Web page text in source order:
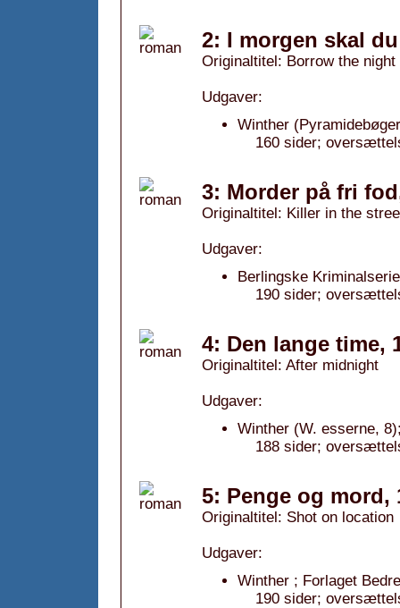
2: I morgen skal
Originaltitel: Borrow the night
Udgaver:
Winther
160 sider;
3: Morder på fri
Originaltitel: Killer in the
Udgaver:
Berlingske
190 sider;
4: Den lange time,
Originaltitel: After midnight
Udgaver:
Winther (W. esserne,
188 sider;
5: Penge og mord,
Originaltitel: Shot on location
Udgaver:
Winther ; Forlaget
190 sider;